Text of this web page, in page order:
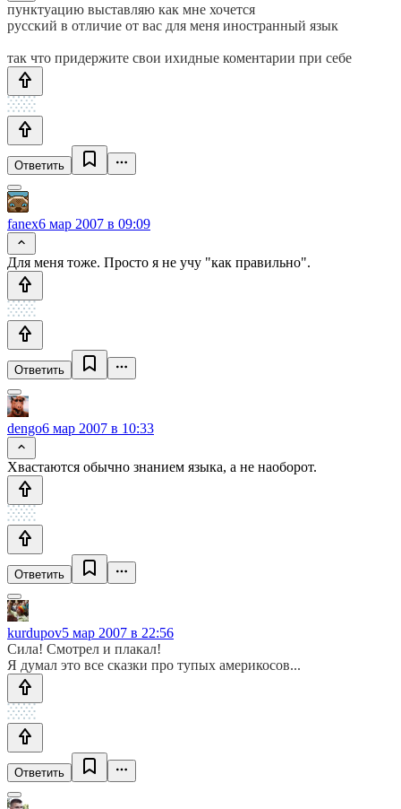
пунктуацию выставляю как мне хочется
русский в отличие от вас для меня иностранный язык
так что придержите свои ихидные коментарии при себе
Ответить
fanex6 мар 2007 в 09:09
Для меня тоже. Просто я не учу "как правильно".
Ответить
dengo6 мар 2007 в 10:33
Хвастаются обычно знанием языка, а не наоборот.
Ответить
kurdupov5 мар 2007 в 22:56
Сила! Смотрел и плакал!
Я думал это все сказки про тупых америкосов...
Ответить